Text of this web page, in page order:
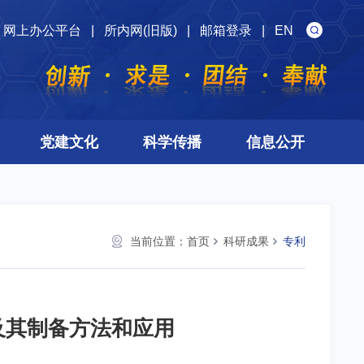
网上办公平台 所内网(旧版) 邮箱登录 |EN
党建文化 科学传播 信息公开
当前位置： 首页 科研成果 专利
制备方法和应用